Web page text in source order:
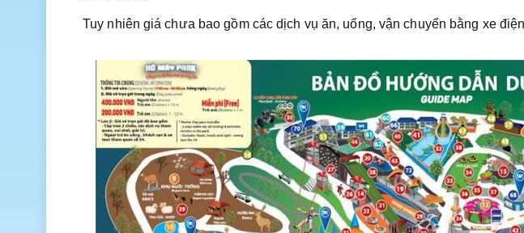
Tuy nhiên giá chưa bao gồm các dịch vụ ăn, uống, vận chuyển bằng xe